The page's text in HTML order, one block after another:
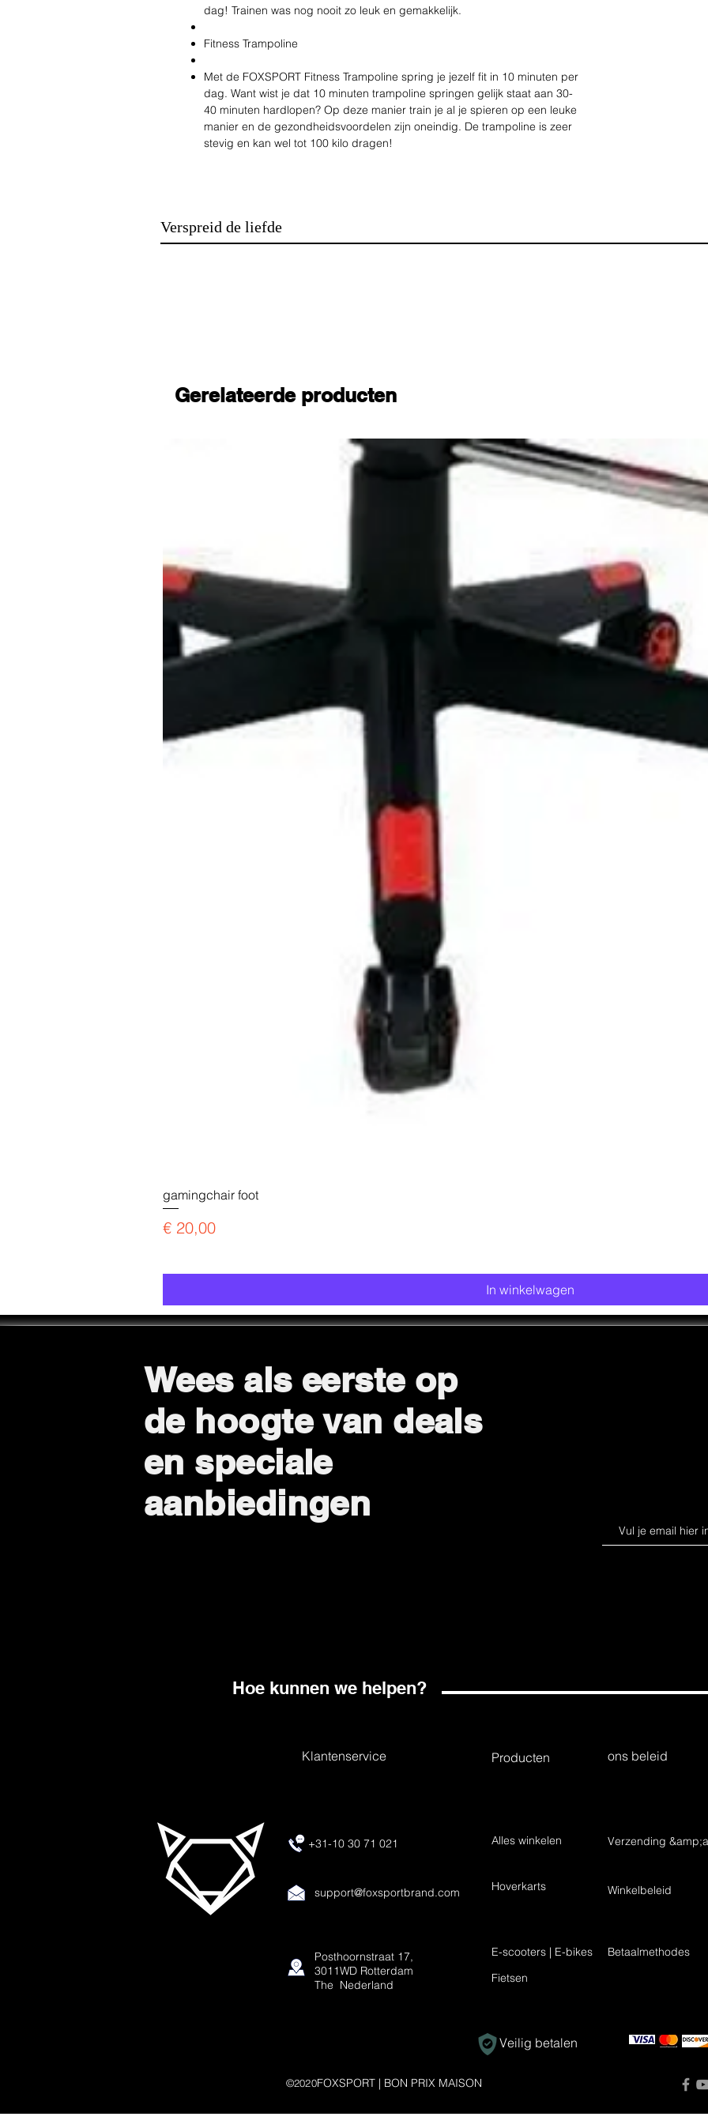
dag! Trainen was nog nooit zo leuk en gemakkelijk.
Fitness Trampoline
Met de FOXSPORT Fitness Trampoline spring je jezelf fit in 10 minuten per
dag. Want wist je dat 10 minuten trampoline springen gelijk staat aan 30-
40 minuten hardlopen? Op deze manier train je al je spieren op een leuke
manier en de gezondheidsvoordelen zijn oneindig. De trampoline is zeer
stevig en kan wel tot 100 kilo dragen!
Stevig – De trampoline is zeer stevig met zijn stalen frame en sterke
elastieken. Hierdoor kan hij wel tot 100 kilo dragen!
Eenvoudig in elkaar te zetten – De trampoline is makkelijk in elkaar te
zetten, zodat je direct kunt beginnen met springen. Nadat je het springvlak
er zo onder. Ook de steun zet je er gemakkelijk bij op met het
meegeleverde gereedschapssetje. Je kunt meteen beginnen!
Betere gezondheid en balans
Met springsteun
Bespaart tijd en geld
Verspreid de liefde
Gerelateerde producten
gamingchair foot
Prijs
€ 20,00
In winkelwagen
Wees als eerste op
de hoogte van deals
en speciale
aanbiedingen
Hoe kunnen we helpen?
Klantenservice Producten ons beleid
+31-10 30 71 021
support@foxsportbrand.com
Alles winkelen
Hoverkarts
Verzending
Winkelbeleid
Posthoornstraat 17,
3011WD Rotterdam
The Nederland
E-scooters | E-bikes Betaalmethodes
Fietsen
Veilig betalen
©2020FOXSPORT | BON PRIX MAISON